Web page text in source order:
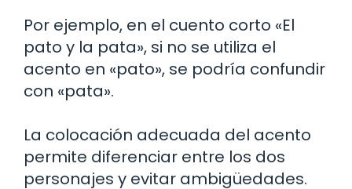
Por ejemplo, en el cuento corto «El
pato y la pata», si no se utiliza el
acento en «pato», se podría confundir
con «pata».
La colocación adecuada del acento
permite diferenciar entre los dos
personajes y evitar ambigüedades.